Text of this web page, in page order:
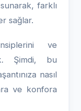
farklı
sağlar.
ve
Şimdi, bu
nasıl
ve konfora